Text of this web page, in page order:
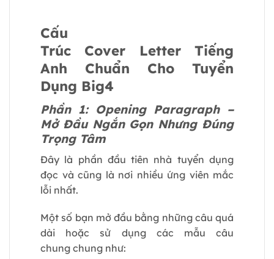
Cấu
Trúc Cover Letter Tiếng
Anh Chuẩn Cho Tuyển
Dụng Big4
Phần 1: Opening Paragraph –
Mở Đầu Ngắn Gọn Nhưng Đúng
Trọng Tâm
Đây là phần đầu tiên nhà tuyển dụng
đọc và cũng là nơi nhiều ứng viên mắc
lỗi nhất.
Một số bạn mở đầu bằng những câu quá
dài hoặc sử dụng các mẫu câu
chung chung như: